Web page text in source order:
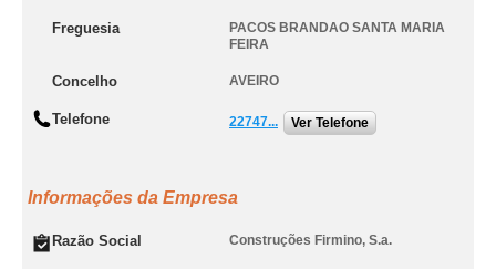
Freguesia
PACOS BRANDAO SANTA MARIA
FEIRA
Concelho AVEIRO
Telefone 22747... Ver Telefone
Informações da Empresa
Razão Social Construções Firmino, S.a.